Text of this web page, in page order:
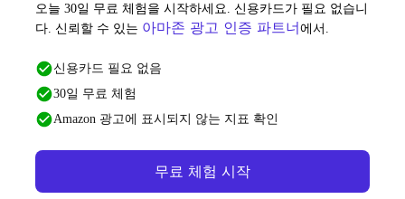
오늘 30일 무료 체험을 시작하세요. 신용카드가 필요 없습니
다. 신뢰할 수 있는 아마존 광고 인증 파트너에서.
신용카드 필요 없음
30일 무료 체험
Amazon 광고에 표시되지 않는 지표 확인
무료 체험 시작